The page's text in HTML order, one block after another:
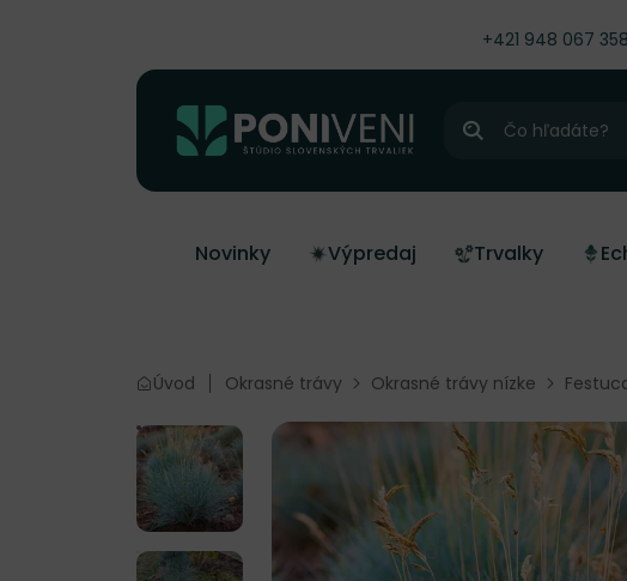
+421 948 067 358
Hľadať
Novinky Výpredaj Trvalky
Úvod Okrasné trávy Okrasné trávy nízke